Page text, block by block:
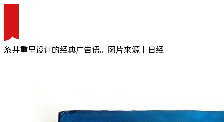
糸井重里设计的经典广告语。图片来源丨日经